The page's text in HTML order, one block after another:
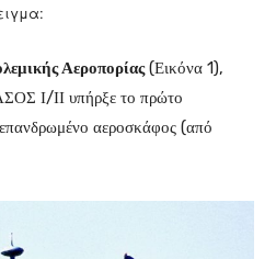
Αεροπορίας(Εικόνα 1),
Ι/ΙΙ υπήρξε το πρώτο
αεροσκάφος (από